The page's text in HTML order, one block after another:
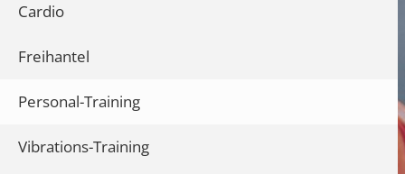
Cardio
Freihantel
Personal-Training
Vibrations-Training